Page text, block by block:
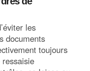
les
documents
toujours
ressaisie